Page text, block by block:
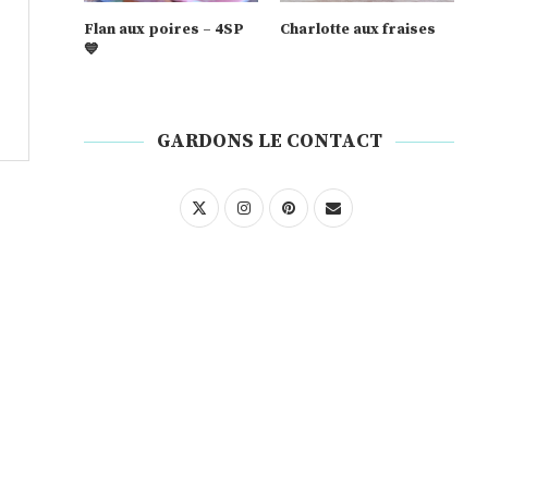
Flan aux poires – 4SP
💙
Charlotte aux fraises
GARDONS LE CONTACT